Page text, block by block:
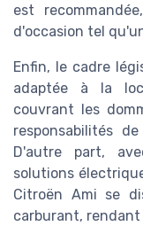
est
d'occasion tel
Enfin, le cadre
adaptée à la
couvrant les
responsabilités
D'autre part,
solutions
Citroën Ami se
carburant,